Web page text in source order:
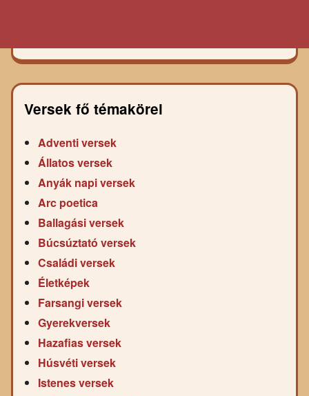
Versek fő témakörei
Adventi versek
Állatos versek
Anyák napi versek
Arc poetica
Ballagási versek
Búcsúztató versek
Családi versek
Életképek
Farsangi versek
Gyerekversek
Hazafias versek
Húsvéti versek
Istenes versek